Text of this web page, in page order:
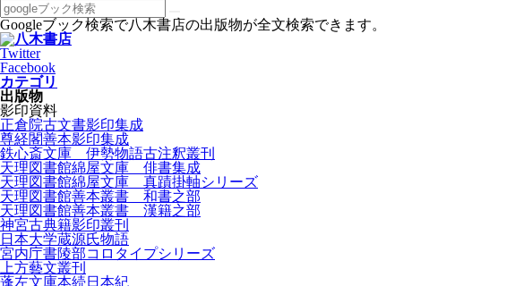
Googleブック検索で八木書店の出版物が全文検索できます。
Twitter
Facebook
カテゴリ
出版物
影印資料
正倉院古文書影印集成
尊経閣善本影印集成
鉄心斎文庫 伊勢物語古注釈叢刊
天理図書館綿屋文庫 俳書集成
天理図書館綿屋文庫 真蹟掛軸シリーズ
天理図書館善本叢書 和書之部
天理図書館善本叢書 漢籍之部
神宮古典籍影印叢刊
日本大学蔵源氏物語
宮内庁書陵部コロタイプシリーズ
上方藝文叢刊
蓬左文庫本続日本紀